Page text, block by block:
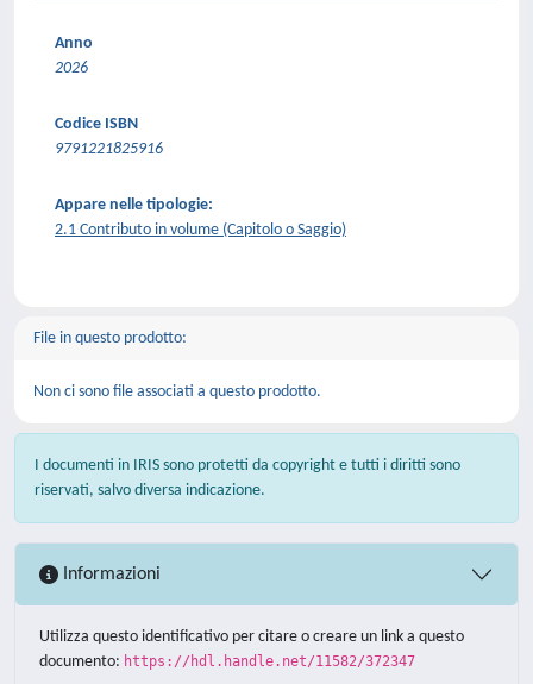
Anno
2026
Codice ISBN
9791221825916
Appare nelle tipologie:
2.1 Contributo in volume (Capitolo o Saggio)
File in questo prodotto:
Non ci sono file associati a questo prodotto.
I documenti in IRIS sono protetti da copyright e tutti i diritti sono
riservati, salvo diversa indicazione.
Informazioni
Utilizza questo identificativo per citare o creare un link a questo
documento: https://hdl.handle.net/11582/372347